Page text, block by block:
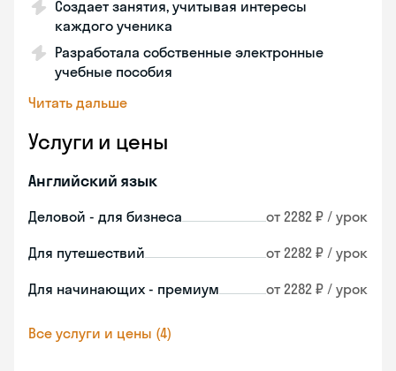
Создает занятия, учитывая интересы
каждого ученика
Разработала собственные электронные
учебные пособия
Читать дальше
Услуги и цены
Английский язык
Деловой - для бизнеса от 2282 ₽ / урок
Для путешествий от 2282 ₽ / урок
Для начинающих - премиум от 2282 ₽ / урок
Все услуги и цены (4)